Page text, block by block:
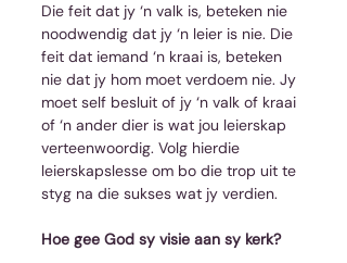
Die feit dat jy ‘n valk is, beteken nie
noodwendig dat jy ‘n leier is nie. Die
feit dat iemand ‘n kraai is, beteken
nie dat jy hom moet verdoem nie. Jy
moet self besluit of jy ‘n valk of kraai
of ‘n ander dier is wat jou leierskap
verteenwoordig. Volg hierdie
leierskapslesse om bo die trop uit te
styg na die sukses wat jy verdien.
Hoe gee God sy visie aan sy kerk?